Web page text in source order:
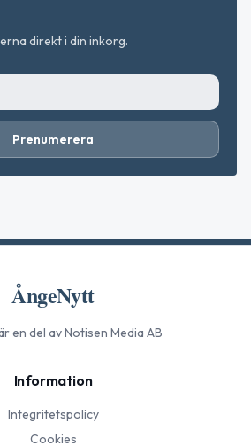
direkt i din inkorg.
Prenumerera
ÅngeNytt
en del av Notisen Media AB
Information
Integritetspolicy
Cookies